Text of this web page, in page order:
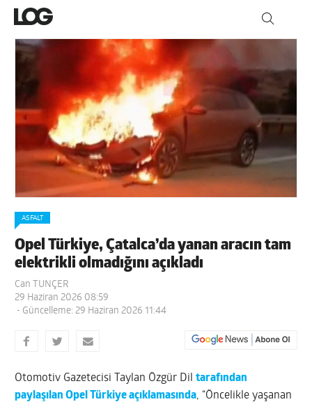
ASFALT
Opel Türkiye, Çatalca’da yanan aracın tam
elektrikli olmadığını açıkladı
Can TUNÇER
29 Haziran 2026 08:59
- Güncelleme: 29 Haziran 2026 11:44
Otomotiv Gazetecisi Taylan Özgür Diltarafından
paylaşılan Opel Türkiye açıklamasında, “Öncelikle yaşanan